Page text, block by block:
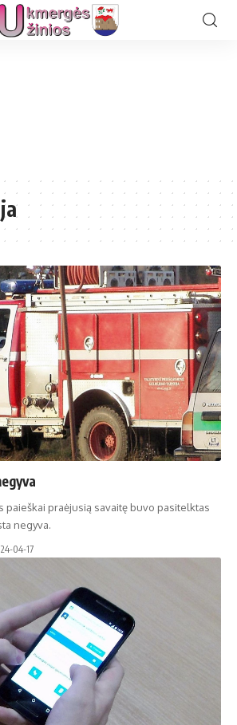
paieškai praėjusią savaitę buvo pasitelktas
negyva.
04-17